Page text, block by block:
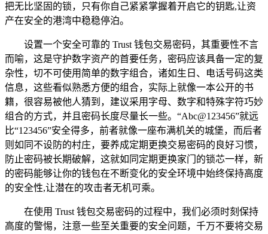
把无比坚固的锁，只有你自己紧紧掌握着开启它的钥匙,让资
产在安全的港湾中稳稳停泊。
设置一个安全可靠的 Trust 钱包交易密码，其重要性不言
而喻，这是守护数字资产的首要任务，密码应该具备一定的复
杂性，切不可使用简单的数字组合，诸如生日、电话号码这类
信息，这些看似熟悉方便的组合，实际上就像一本公开的书
籍，很容易被他人猜到，建议采用字母、数字和特殊字符巧妙
组合的方式，并且密码长度尽量长一些。“Abc@123456”就远
比“123456”安全得多，前者就像一座布满机关的城堡，而后者
则如同不设防的村庄，要养成定期更换交易密码的良好习惯，
防止密码被长期破解，这就如同定期更换家门的锁芯一样，新
的密码能够让你的钱包在不断变化的安全环境中始终保持高度
的安全性,让潜在的攻击者无机可乘。
在使用 Trust 钱包交易密码的过程中，我们必须时刻保持
高度的警惕，注意一些至关重要的安全问题，千万不要将交易